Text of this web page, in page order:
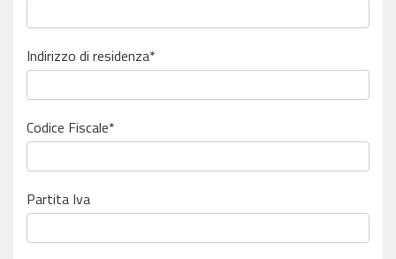
Indirizzo di residenza*
Codice Fiscale*
Partita Iva